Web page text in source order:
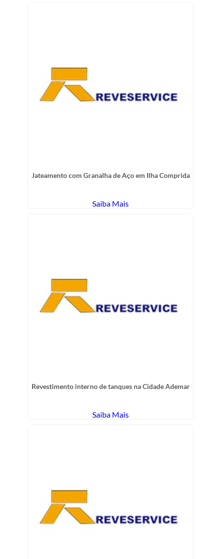
Jateamento com Granalha de Aço em Ilha Comprida
Saiba Mais
Revestimento interno de tanques na Cidade Ademar
Saiba Mais